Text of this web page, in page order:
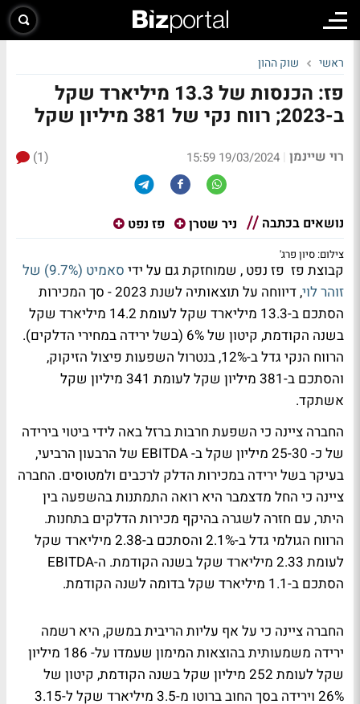
ראשי שוק ההון
פז: הכנסות של 13.3 מיליארד שקל
ב-2023; רווח נקי של 381 מיליון שקל
רוי שיינמן |
19/03/2024 15:59
(1)
נושאים בכתבה ניר שטרן פז נפט
צילום: סיון פרג'
קבוצת פז פז נפט , שמוחזקת גם על ידי
סאמיט (9.7%) של
זוהר לוי
, דיווחה על תוצאותיה לשנת 2023 - סך המכירות
הסתכם ב-13.3 מיליארד שקל לעומת 14.2 מיליארד שקל
בשנה הקודמת, קיטון של 6% (בשל ירידה במחירי הדלקים).
הרווח הנקי גדל ב-12%, בנטרול השפעות פיצול הזיקוק,
והסתכם ב-381 מיליון שקל לעומת 341 מיליון שקל
אשתקד.
החברה ציינה כי השפעת חרבות ברזל באה לידי ביטוי בירידה
של כ- 25-30 מיליון שקל ב- EBITDA של הרבעון הרביעי,
בעיקר בשל ירידה במכירות הדלק לרכבים ולמטוסים. החברה
ציינה כי החל מדצמבר היא רואה התמתנות בהשפעה בין
היתר, עם חזרה לשגרה בהיקף מכירות הדלקים בתחנות.
הרווח הגולמי גדל ב-2.1% והסתכם ב-2.38 מיליארד שקל
לעומת 2.33 מיליארד שקל בשנה הקודמת. ה-EBITDA
הסתכם ב-1.1 מיליארד שקל בדומה לשנה הקודמת.
החברה ציינה כי על אף עליות הריבית במשק, היא רשמה
ירידה משמעותית בהוצאות המימון שעמדו על- 186 מיליון
שקל לעומת 252 מיליון שקל בשנה הקודמת, קיטון של
26% וירידה בסך החוב ברוטו מ-3.5 מיליארד שקל ל-3.15